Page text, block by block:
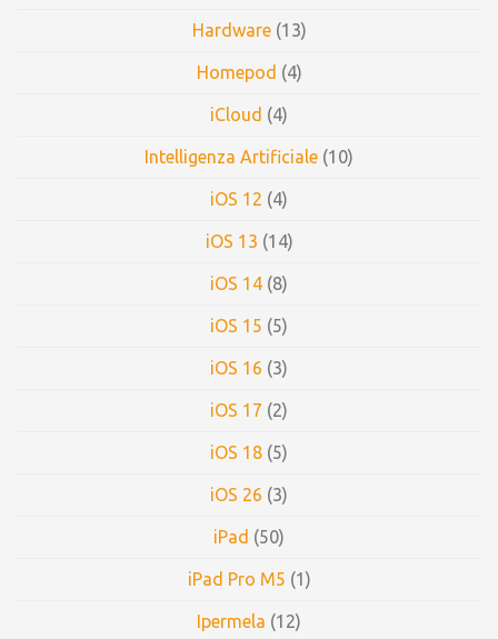
Hardware(13)
Homepod (4)
iCloud (4)
Intelligenza Artificiale (10)
iOS 12 (4)
iOS 13 (14)
iOS 14 (8)
iOS 15 (5)
iOS 16 (3)
iOS 17 (2)
iOS 18 (5)
iOS 26 (3)
iPad (50)
iPad Pro M5 (1)
Ipermela (12)